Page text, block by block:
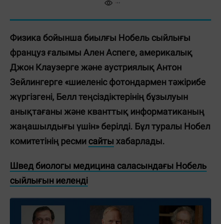
Физика бойынша биылғы Нобель сыйлығы
француз ғалымы Ален Аспеге, америкалық
Джон Клаузерге және аустриялық Антон
Зейлингерге «шиеленіс фотондармен тәжірибе
жүргізгені, Белл теңсіздіктерінің бұзылуын
анықтағаны және кванттық информатиканың
жаңашылдығы үшін» берілді. Бұл туралы Нобел
комитетінің ресми сайты хабарлады.
Швед биологы медицина саласындағы Нобель
сыйлығын иеленді